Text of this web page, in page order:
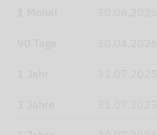
1 Monat
30.06.2026
90 Tage 30.04.2026
1 Jahr 31.07.2025
3 Jahre 31.07.2023